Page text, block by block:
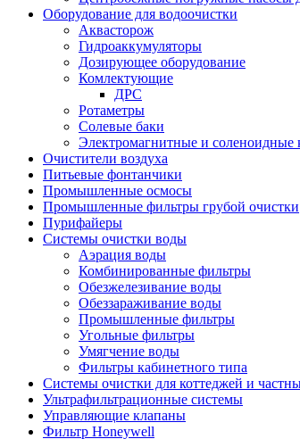
Оборудование для водоочистки
Аквасторож
Гидроаккумуляторы
Дозирующее оборудование
Комлектующие
ДРС
Ротаметры
Солевые баки
Электромагнитные и соленоидные
Очистители воздуха
Питьевые фонтанчики
Промышленные осмосы
Промышленные фильтры грубой очистки
Пурифайеры
Системы очистки воды
Аэрация воды
Комбинированные фильтры
Обезжелезивание воды
Обеззараживание воды
Промышленные фильтры
Угольные фильтры
Умягчение воды
Фильтры кабинетного типа
Системы очистки для коттеджей и
Ультрафильтрационные системы
Управляющие клапаны
Фильтр Honeywell